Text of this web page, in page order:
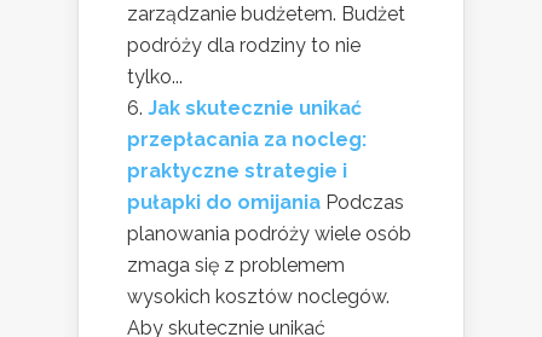
zarządzanie budżetem. Budżet
podróży dla rodziny to nie
tylko...
Jak skutecznie unikać
przepłacania za nocleg:
praktyczne strategie i
pułapki do omijania Podczas
planowania podróży wiele osób
zmaga się z problemem
wysokich kosztów noclegów.
Aby skutecznie unikać